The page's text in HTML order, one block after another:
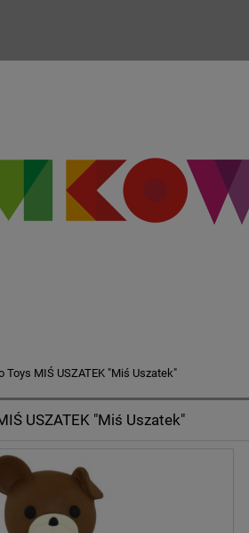
Toys MIŚ USZATEK "Miś Uszatek"
USZATEK "Miś Uszatek"